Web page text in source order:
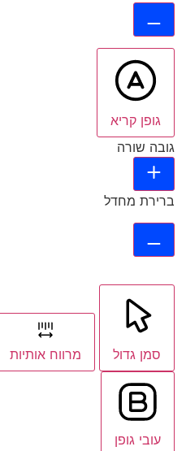
גופן קריא
גובה שורה
ברירת מחדל
סמן גדול מרווח אותיות
עובי גופן